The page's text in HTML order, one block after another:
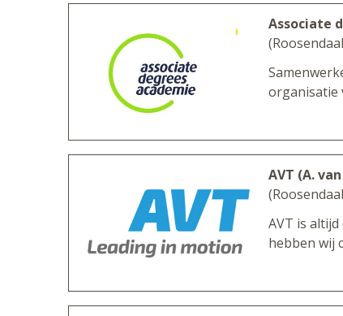
Associate
organisatie
AVT (A.
AVT is
hebben wij